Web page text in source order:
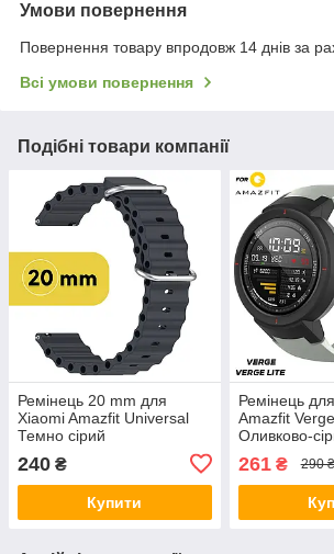
Умови повернення
Повернення товару впродовж 14 днів за
Всі умови повернення
Подібні товари компанії
Ремінець 20 mm для
Xiaomi Amazfit Universal
Темно сірий
240 ₴
Купити
Ремінець
Amazfit
Оливково-
261₴ 290 ₴